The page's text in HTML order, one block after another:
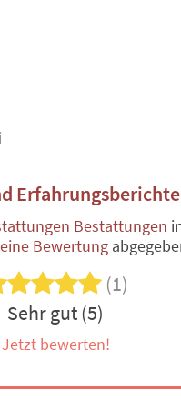
Erfahrungsberichte
Bestattungen
eine Bewertung
(1)
Sehr gut (5)
Jetzt bewerten!